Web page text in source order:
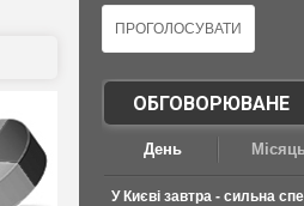
ОБГОВОРЮВАНЕ
День
У Києві завтра - сильна